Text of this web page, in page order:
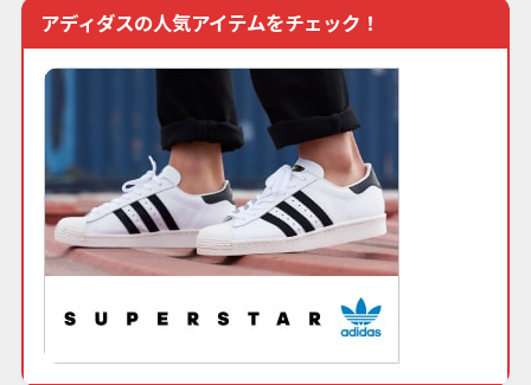
アディダスの人気アイテムをチェック！